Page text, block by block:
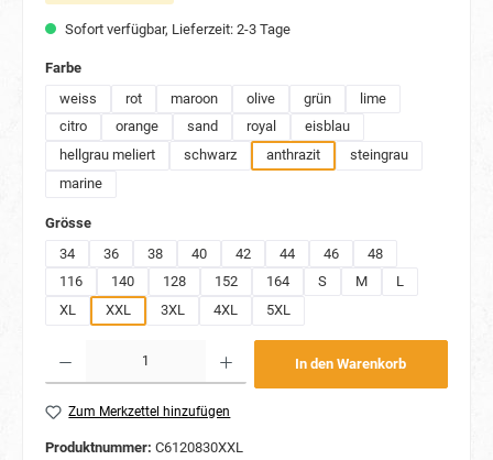
Sofort verfügbar, Lieferzeit: 2-3 Tage
Farbeauswählen
weiss
rot maroon olive grün
lime
citro
orange sand royal
eisblau
hellgrau meliert
schwarz anthrazit
steingrau
marine
Grösseauswählen
34
36 38 40 42 44 46
48
116
140 128 152 164 S M
L
XL
XXL 3XL 4XL 5XL
In den Warenkorb
Zum Merkzettel hinzufügen
Produktnummer: C6120830XXL